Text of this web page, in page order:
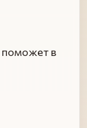
поможет в